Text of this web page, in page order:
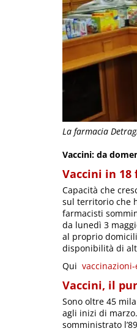
La farmacia
Vaccini: da
Vaccini in 18
Capacità che
sul territorio che
farmacisti
da lunedì 3
al proprio
disponibilità di
Qui
Vaccini, il
Sono oltre 45
agli inizi di
somministrato